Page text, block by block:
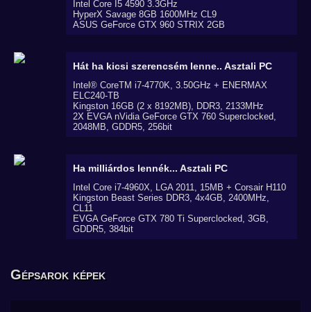
Intel Core I5 4590 3.3GHz
HyperX Savage 8GB 1600MHz CL9
ASUS GeForce GTX 960 STRIX 2GB
Hát ha kicsi szerencsém lenne.. Asztali PC
Intel® CoreTM i7-4770K, 3.50GHz + ENERMAX
ELC240-TB
Kingston 16GB (2 x 8192MB), DDR3, 2133MHz
2X EVGA nVidia GeForce GTX 760 Superclocked,
2048MB, GDDR5, 256bit
Ha milliárdos lennék... Asztali PC
Intel Core i7-4960X, LGA 2011, 15MB + Corsair H110
Kingston Beast Series DDR3, 4x4GB, 2400MHz,
CL11
EVGA GeForce GTX 780 Ti Superclocked, 3GB,
GDDR5, 384bit
Gépsarok képek